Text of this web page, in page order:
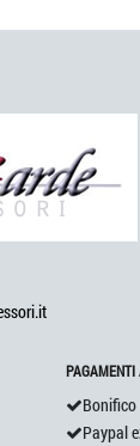
PAGAMENTI
Bonifico
Paypal